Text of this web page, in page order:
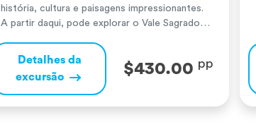
história, cultura e paisagens impressionantes.
A partir daqui, pode explorar o Vale Sagrado
agrícolas ancestrais e sítios arqueológicos
como Pisac e Ollantaytambo. Machu Picchu,
uma maravilha do mundo, surpreende pela sua
perfeição arquitetónica e ligação com a
Detalhes da
excursão
$430.00 pp